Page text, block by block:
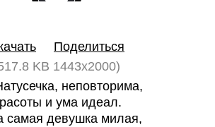
Поделиться
KB 1443x2000)
неповторима,
и ума идеал.
самая девушка милая,